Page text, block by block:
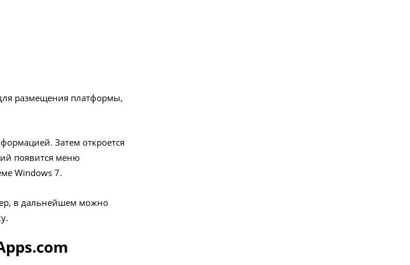
размещения платформы,
Затем откроется
появится меню
Windows 7.
в дальнейшем можно